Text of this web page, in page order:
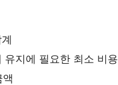
지에 필요한 최소 비용